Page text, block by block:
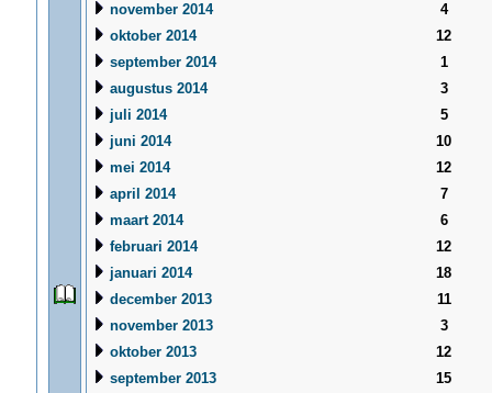
november 2014
4
oktober 2014
12
september 2014
1
augustus 2014
3
juli 2014
5
juni 2014
10
mei 2014
12
april 2014
7
maart 2014
6
februari 2014
12
januari 2014
18
december 2013
11
november 2013
3
oktober 2013
12
september 2013
15